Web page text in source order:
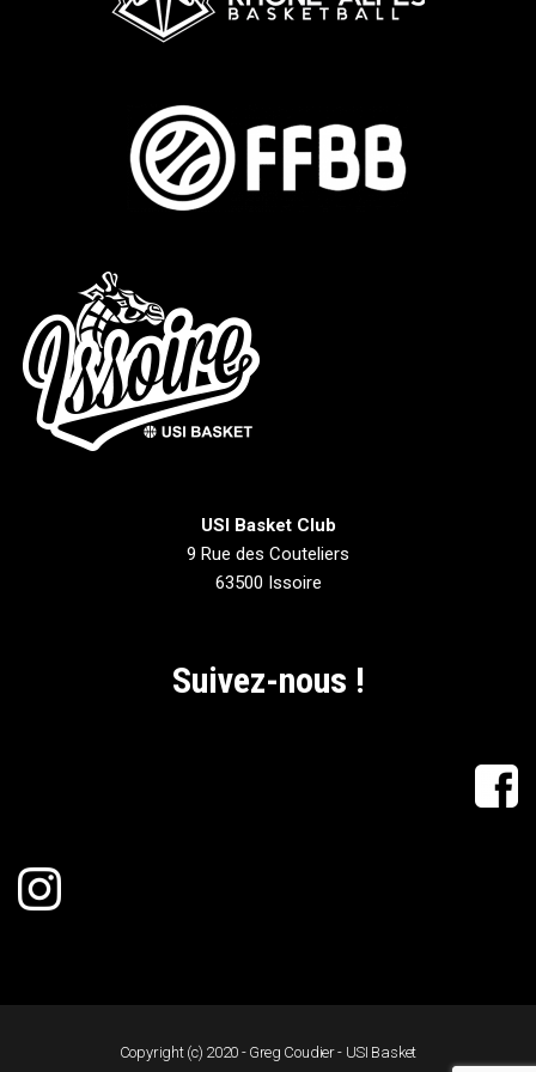
USI Basket Club
9 Rue des Couteliers
63500 Issoire
Suivez-nous !
Copyright (c) 2020 - Greg Coudier - USI Basket